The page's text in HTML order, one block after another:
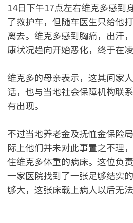
14日下午17点左右维克多感到
了救护车，但随车医生只给他
离去。维克多感到胸痛，出汗
康状况趋向开始恶化，终于在凌
维克多的母亲表示，这其间家
话，也与当地社会保障机构联
有出现。
不过当地养老金及抚恤金保险
际上他们并未对此事置之不理
住维克多体重的病床。这位负
一家医院找到了一张足够结实
够大，这张床载上病人以后无法